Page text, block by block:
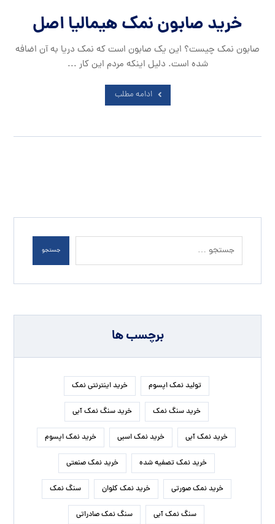
خرید صابون نمک هیمالیا اصل
صابون نمک چیست؟ این یک صابون است که نمک دریا به آن اضافه
شده است. دلیل اینکه مردم این کار ...
ادامه مطلب
جستجو
برچسب ها
تولید نمک اپسوم خرید اینترنتی نمک
خرید سنگ نمک خرید سنگ نمک آبی
خرید نمک آبی خرید نمک اسبی خرید نمک اپسوم
خرید نمک تصفیه شده خرید نمک صنعتی
خرید نمک صورتی خرید نمک کلوان سنگ نمک
سنگ نمک آبی سنگ نمک صادراتی